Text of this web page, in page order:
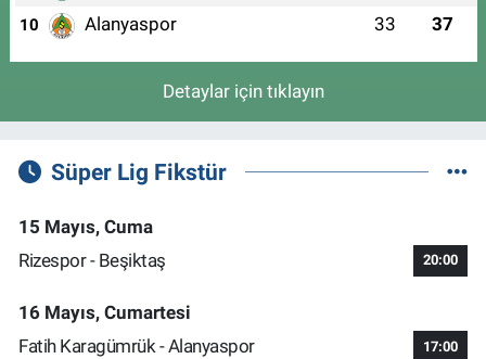
10 Alanyaspor 33 37
Detaylar için tıklayın
Süper Lig Fikstür
15 Mayıs, Cuma
Rizespor - Beşiktaş
20:00
16 Mayıs, Cumartesi
Fatih Karagümrük - Alanyaspor
17:00